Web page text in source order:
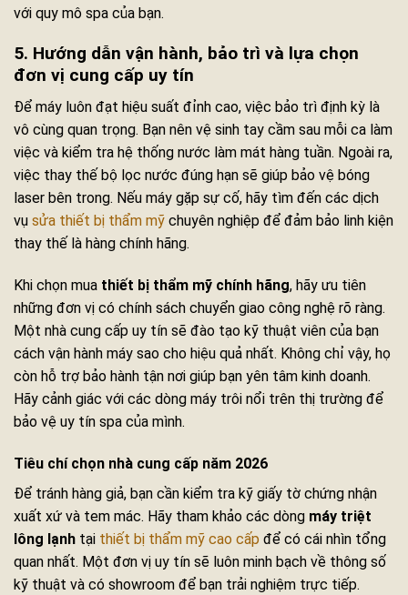
với quy mô spa của bạn.
5. Hướng dẫn vận hành, bảo trì và lựa chọn
đơn vị cung cấp uy tín
Để máy luôn đạt hiệu suất đỉnh cao, việc bảo trì định kỳ là
vô cùng quan trọng. Bạn nên vệ sinh tay cầm sau mỗi ca làm
việc và kiểm tra hệ thống nước làm mát hàng tuần. Ngoài ra,
việc thay thế bộ lọc nước đúng hạn sẽ giúp bảo vệ bóng
laser bên trong. Nếu máy gặp sự cố, hãy tìm đến các dịch
vụ sửa thiết bị thẩm mỹ chuyên nghiệp để đảm bảo linh kiện
thay thế là hàng chính hãng.
Khi chọn mua thiết bị thẩm mỹ chính hãng, hãy ưu tiên
những đơn vị có chính sách chuyển giao công nghệ rõ ràng.
Một nhà cung cấp uy tín sẽ đào tạo kỹ thuật viên của bạn
cách vận hành máy sao cho hiệu quả nhất. Không chỉ vậy, họ
còn hỗ trợ bảo hành tận nơi giúp bạn yên tâm kinh doanh.
Hãy cảnh giác với các dòng máy trôi nổi trên thị trường để
bảo vệ uy tín spa của mình.
Tiêu chí chọn nhà cung cấp năm 2026
Để tránh hàng giả, bạn cần kiểm tra kỹ giấy tờ chứng nhận
xuất xứ và tem mác. Hãy tham khảo các dòng máy triệt
lông lạnh tại thiết bị thẩm mỹ cao cấp để có cái nhìn tổng
quan nhất. Một đơn vị uy tín sẽ luôn minh bạch về thông số
kỹ thuật và có showroom để bạn trải nghiệm trực tiếp.